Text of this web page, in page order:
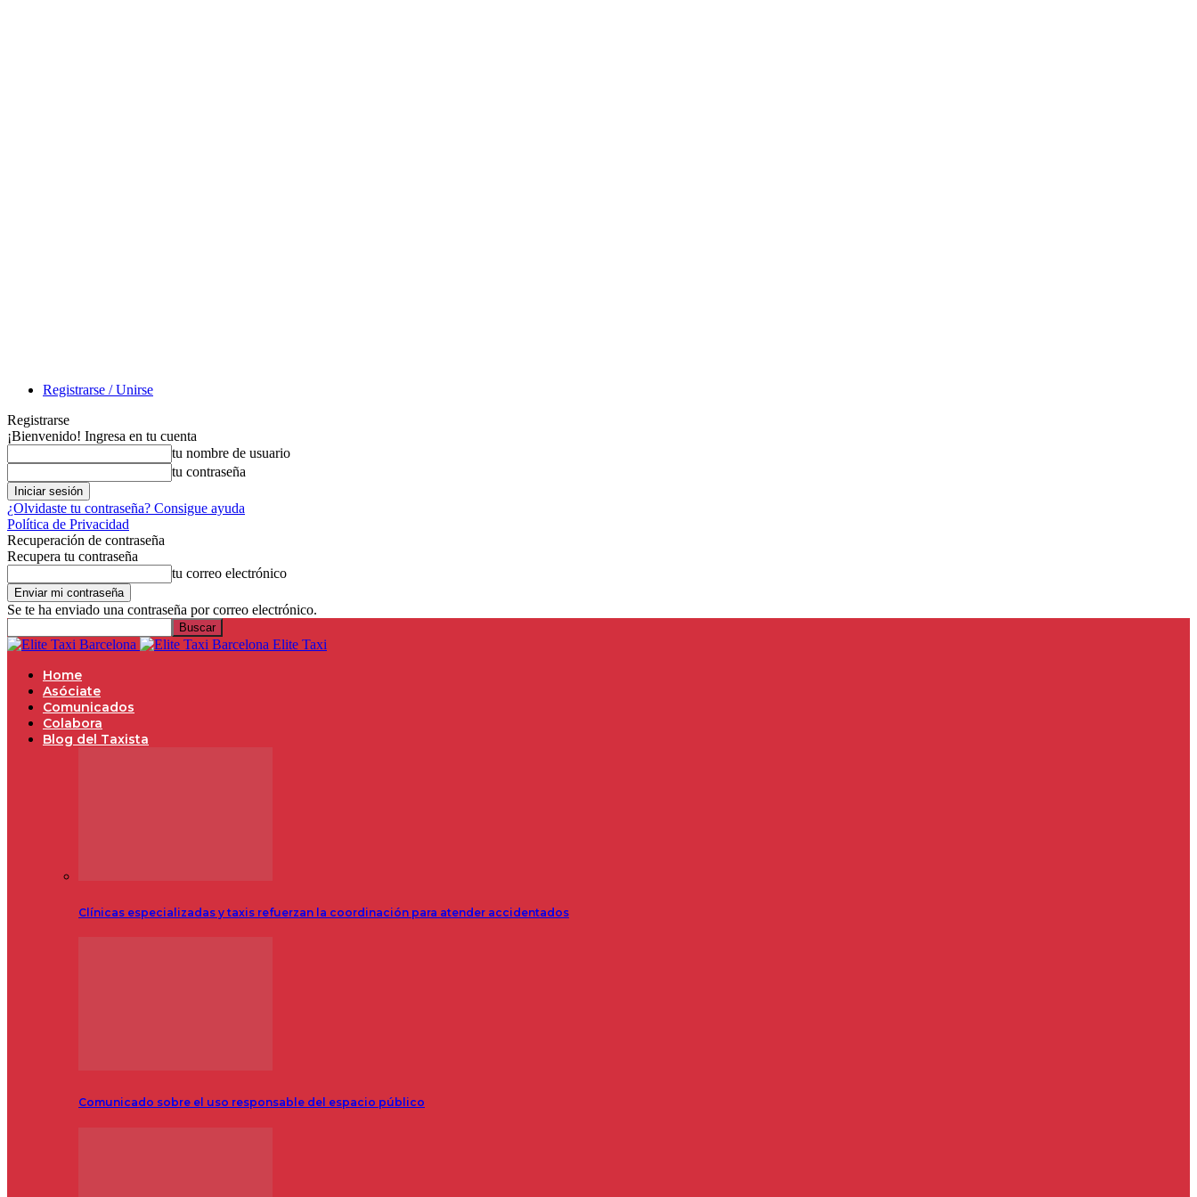
Registrarse / Unirse
Registrarse
¡Bienvenido! Ingresa en tu cuenta
tu nombre de usuario
tu contraseña
¿Olvidaste tu contraseña? Consigue ayuda
Política de Privacidad
Recuperación de contraseña
Recupera tu contraseña
tu correo electrónico
Se te ha enviado una contraseña por correo electrónico.
Elite Taxi
Home
Asóciate
Comunicados
Colabora
Blog del Taxista
Clínicas especializadas y taxis refuerzan la coordinación para atender accidentados
Comunicado sobre el uso responsable del espacio público